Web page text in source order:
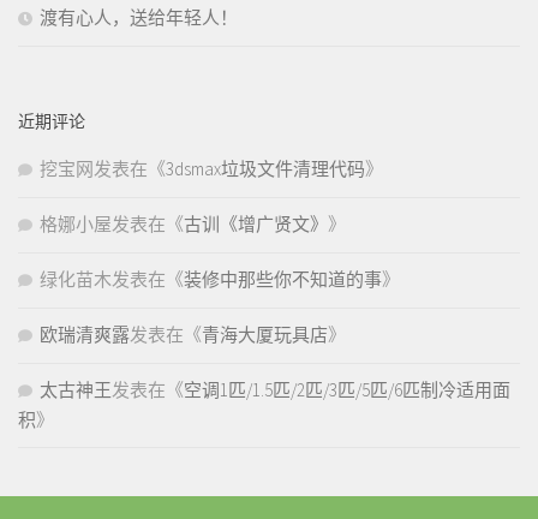
渡有心人，送给年轻人！
近期评论
挖宝网发表在《3dsmax垃圾文件清理代码》
格娜小屋发表在《古训《增广贤文》 》
绿化苗木发表在《装修中那些你不知道的事》
欧瑞清爽露发表在《青海大厦玩具店》
太古神王发表在《空调1匹/1.5匹/2匹/3匹/5匹/6匹制冷适用面
积》